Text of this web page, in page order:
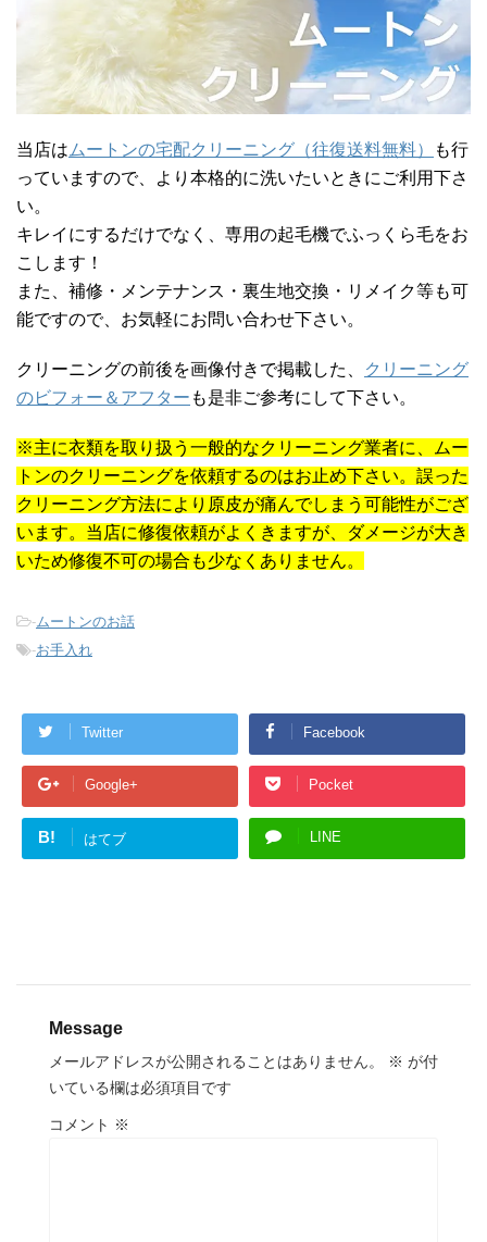
当店は ムートンの宅配クリーニング（往復送料無料）
も行
っていますので、より本格的に洗いたいときにご利用下さ
い。
キレイにするだけでなく、専用の起毛機でふっくら毛をお
こします！
また、補修・メンテナンス・裏生地交換・リメイク等も可
能ですので、お気軽にお問い合わせ下さい。
クリーニングの前後を画像付きで掲載した、
クリーニング
のビフォー＆アフター も是非ご参考にして下さい。
※主に衣類を取り扱う一般的なクリーニング業者に、ムー
トンのクリーニングを依頼するのはお止め下さい。誤った
クリーニング方法により原皮が痛んでしまう可能性がござ
います。当店に修復依頼がよくきますが、ダメージが大き
いため修復不可の場合も少なくありません。
-ムートンのお話
-お手入れ
Twitter Facebook
Google+ Pocket
B! はてブ LINE
Message
メールアドレスが公開されることはありません。 ※ が付
いている欄は必須項目です
コメント ※